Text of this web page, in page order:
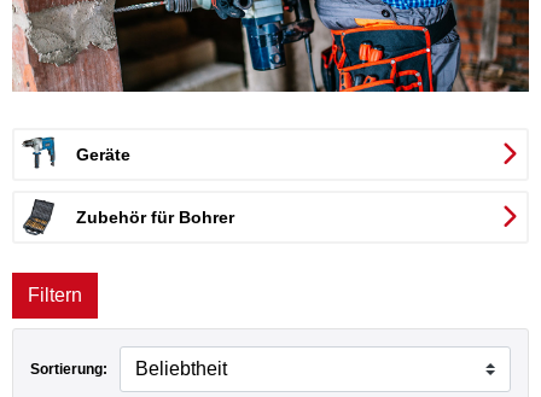
Werkzeuge
Geräte
Zubehör für Bohrer
Filtern
Sortierung: